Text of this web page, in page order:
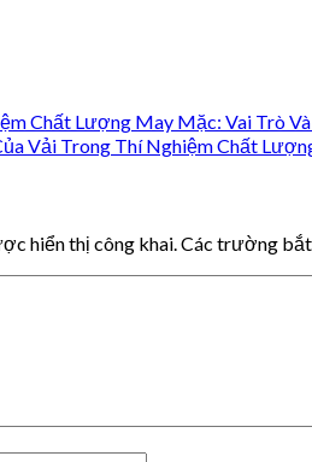
Chất Lượng May Mặc: Vai Trò
Vải Trong Thí Nghiệm Chất
hiển thị công khai. Các trường